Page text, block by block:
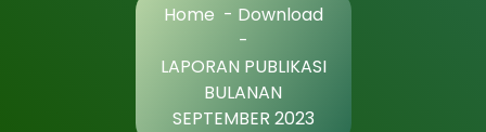
Home - Download
-
LAPORAN PUBLIKASI
BULANAN
SEPTEMBER 2023